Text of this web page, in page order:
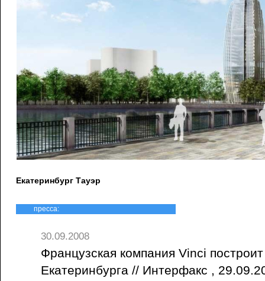
Екатеринбург Тауэр
пресса:
30.09.2008
Французская компания Vinci
Екатеринбурга // Интерфакс ,